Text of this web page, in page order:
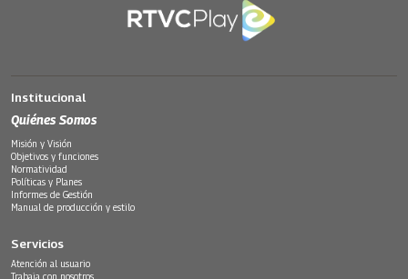
Institucional
Quiénes Somos
Misión y Visión
Objetivos y funciones
Normatividad
Políticas y Planes
Informes de Gestión
Manual de producción y estilo
Servicios
Atención al usuario
Trabaja con nosotros